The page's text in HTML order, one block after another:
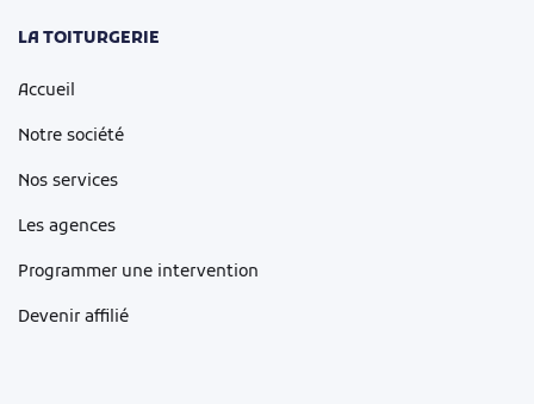
LA TOITURGERIE
Accueil
Notre société
Nos services
Les agences
Programmer une intervention
Devenir affilié